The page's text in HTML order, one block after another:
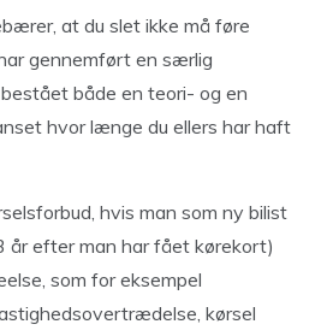
at du slet ikke må føre
gennemført en særlig
både en teori- og en
hvor længe du ellers har haft
hvis man som ny bilist
år efter man har fået kørekort)
som for eksempel
kørsel